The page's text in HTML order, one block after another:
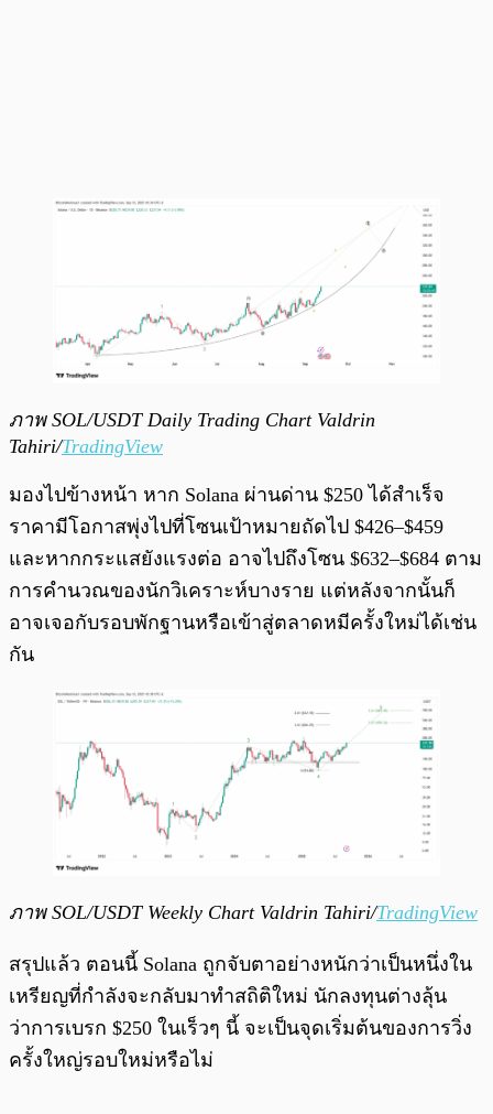
ภาพ SOL/USDT Daily Trading Chart Valdrin
Tahiri/TradingView
มองไปข้างหน้า หาก Solana ผ่านด่าน $250 ได้สำเร็จ
ราคามีโอกาสพุ่งไปที่โซนเป้าหมายถัดไป $426–$459
และหากกระแสยังแรงต่อ อาจไปถึงโซน $632–$684 ตาม
การคำนวณของนักวิเคราะห์บางราย แต่หลังจากนั้นก็
อาจเจอกับรอบพักฐานหรือเข้าสู่ตลาดหมีครั้งใหม่ได้เช่น
กัน
ภาพ SOL/USDT Weekly Chart Valdrin Tahiri/TradingView
สรุปแล้ว ตอนนี้ Solana ถูกจับตาอย่างหนักว่าเป็นหนึ่งใน
เหรียญที่กำลังจะกลับมาทำสถิติใหม่ นักลงทุนต่างลุ้น
ว่าการเบรก $250 ในเร็วๆ นี้ จะเป็นจุดเริ่มต้นของการวิ่ง
ครั้งใหญ่รอบใหม่หรือไม่